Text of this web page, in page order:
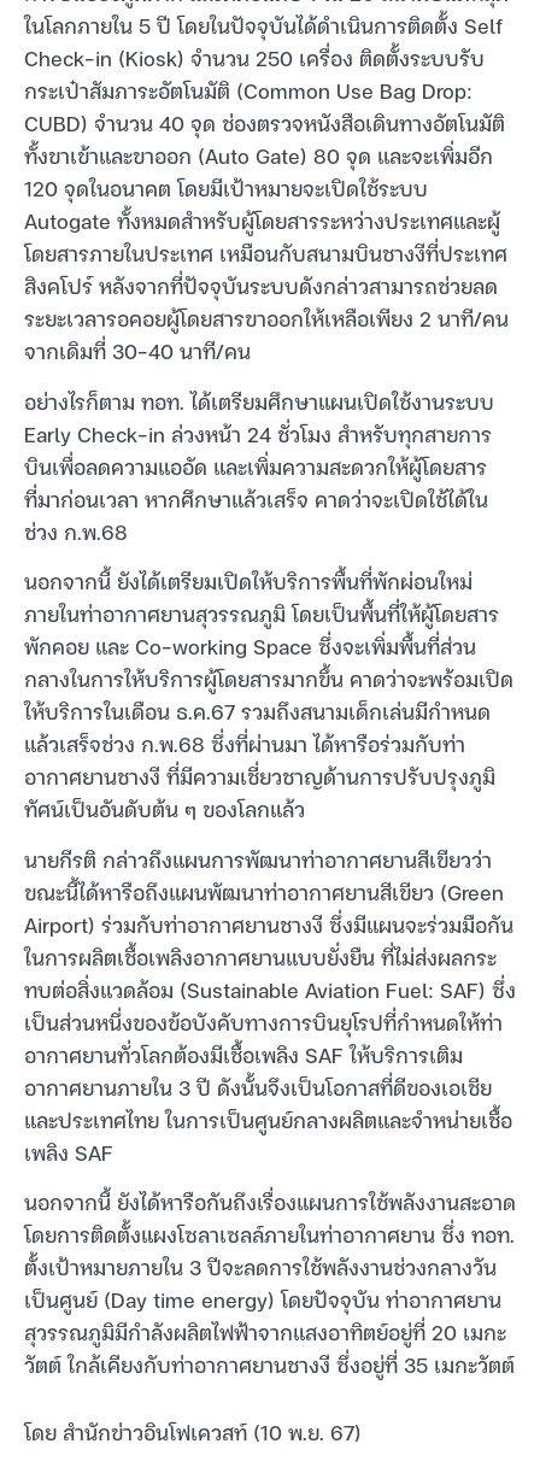
ในโลกภายใน 5 ปี โดยในปัจจุบันได้ดำเนินการติดตั้ง Self
Check-in (Kiosk) จำนวน 250 เครื่อง ติดตั้งระบบรับ
กระเป๋าสัมภาระอัตโนมัติ (Common Use Bag Drop:
CUBD) จำนวน 40 จุด ช่องตรวจหนังสือเดินทางอัตโนมัติ
ทั้งขาเข้าและขาออก (Auto Gate) 80 จุด และจะเพิ่มอีก
120 จุดในอนาคต โดยมีเป้าหมายจะเปิดใช้ระบบ
Autogate ทั้งหมดสำหรับผู้โดยสารระหว่างประเทศและผู้
โดยสารภายในประเทศ เหมือนกับสนามบินชางงีที่ประเทศ
สิงคโปร์ หลังจากที่ปัจจุบันระบบดังกล่าวสามารถช่วยลด
ระยะเวลารอคอยผู้โดยสารขาออกให้เหลือเพียง 2 นาที/คน
จากเดิมที่ 30-40 นาที/คน
อย่างไรก็ตาม ทอท. ได้เตรียมศึกษาแผนเปิดใช้งานระบบ
Early Check-in ล่วงหน้า 24 ชั่วโมง สำหรับทุกสายการ
บินเพื่อลดความแออัด และเพิ่มความสะดวกให้ผู้โดยสาร
ที่มาก่อนเวลา หากศึกษาแล้วเสร็จ คาดว่าจะเปิดใช้ได้ใน
ช่วง ก.พ.68
นอกจากนี้ ยังได้เตรียมเปิดให้บริการพื้นที่พักผ่อนใหม่
ภายในท่าอากาศยานสุวรรณภูมิ โดยเป็นพื้นที่ให้ผู้โดยสาร
พักคอย และ Co-working Space ซึ่งจะเพิ่มพื้นที่ส่วน
กลางในการให้บริการผู้โดยสารมากขึ้น คาดว่าจะพร้อมเปิด
ให้บริการในเดือน ธ.ค.67 รวมถึงสนามเด็กเล่นมีกำหนด
แล้วเสร็จช่วง ก.พ.68 ซึ่งที่ผ่านมา ได้หารือร่วมกับท่า
อากาศยานชางงี ที่มีความเชี่ยวชาญด้านการปรับปรุงภูมิ
ทัศน์เป็นอันดับต้น ๆ ของโลกแล้ว
นายกีรติ กล่าวถึงแผนการพัฒนาท่าอากาศยานสีเขียวว่า
ขณะนี้ได้หารือถึงแผนพัฒนาท่าอากาศยานสีเขียว (Green
Airport) ร่วมกับท่าอากาศยานชางงี ซึ่งมีแผนจะร่วมมือกัน
ในการผลิตเชื้อเพลิงอากาศยานแบบยั่งยืน ที่ไม่ส่งผลกระ
ทบต่อสิ่งแวดล้อม (Sustainable Aviation Fuel: SAF) ซึ่ง
เป็นส่วนหนึ่งของข้อบังคับทางการบินยุโรปที่กำหนดให้ท่า
อากาศยานทั่วโลกต้องมีเชื้อเพลิง SAF ให้บริการเติม
อากาศยานภายใน 3 ปี ดังนั้นจึงเป็นโอกาสที่ดีของเอเชีย
และประเทศไทย ในการเป็นศูนย์กลางผลิตและจำหน่ายเชื้อ
เพลิง SAF
นอกจากนี้ ยังได้หารือกันถึงเรื่องแผนการใช้พลังงานสะอาด
โดยการติดตั้งแผงโซลาเซลล์ภายในท่าอากาศยาน ซึ่ง ทอท.
ตั้งเป้าหมายภายใน 3 ปีจะลดการใช้พลังงานช่วงกลางวัน
เป็นศูนย์ (Day time energy) โดยปัจจุบัน ท่าอากาศยาน
สุวรรณภูมิมีกำลังผลิตไฟฟ้าจากแสงอาทิตย์อยู่ที่ 20 เมกะ
วัตต์ ใกล้เคียงกับท่าอากาศยานชางงี ซึ่งอยู่ที่ 35 เมกะวัตต์
โดย สำนักข่าวอินโฟเควสท์ (10 พ.ย. 67)